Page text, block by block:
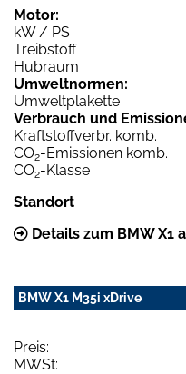
Motor:
kW / PS
Treibstoff
Hubraum
Umweltnormen:
Umweltplakette
Verbrauch und
Kraftstoffverbr. komb.
CO2-Emissionen komb.
CO2-Klasse
Standort
Details zum BMW X1
BMW X1 M35i xDrive
Preis:
MWSt: